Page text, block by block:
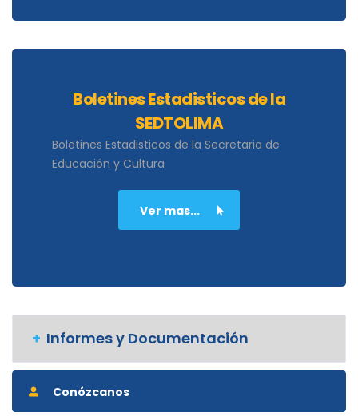
Boletines Estadisticos de la
SEDTOLIMA
Boletines Estadisticos de la Secretaria de
Educación y Cultura
Ver mas...
Informes y Documentación
Conózcanos